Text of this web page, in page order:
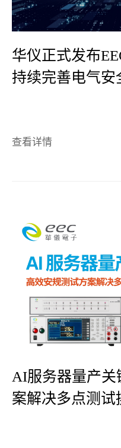
华仪正式发布
持续完善电气安
查看详情
AI服务器量产
案解决多点测试